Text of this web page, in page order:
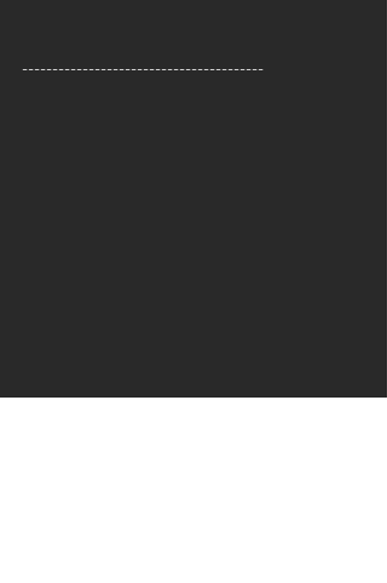
----------------------------------------